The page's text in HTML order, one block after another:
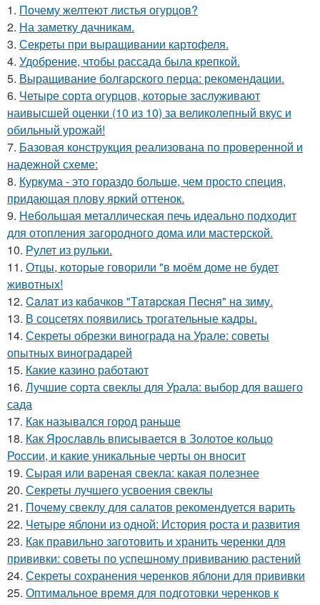
1. Почему желтеют листья огурцов?
2. На заметку дачникам.
3. Секреты при выращивании картофеля.
4. Удобрение, чтобы рассада была крепкoй.
5. Выращивание болгарского перца: рекомендации.
6. Четыре сорта огурцов, которые заслуживают
наивысшей оценки (10 из 10) за великолепный вкус и
обильный урожай!
7. Базовая конструкция реализована по проверенной и
надежной схеме:
8. Куркума - это гораздо больше, чем просто специя,
придающая плову яркий оттенок.
9. Небольшая металлическая печь идеально подходит
для отопления загородного дома или мастерской.
10. Рулет из рульки.
11. Отцы, которые говорили "в моём доме не будет
животных!
12. Caлaт из кaбaчкoв "Тaтapcкaя Пecня" нa зиму.
13. В соцсетях появились трогательные кадры.
14. Секреты обрезки винограда на Урале: советы
опытных виноградарей
15. Какие казино работают
16. Лучшие сорта свеклы для Урала: выбор для вашего
сада
17. Как назывался город раньше
18. Как Ярославль вписывается в Золотое кольцо
России, и какие уникальные черты он вносит
19. Сырая или вареная свекла: какая полезнее
20. Секреты лучшего усвоения свеклы
21. Почему свеклу для салатов рекомендуется варить
22. Четыре яблони из одной: История роста и развития
23. Как правильно заготовить и хранить черенки для
прививки: советы по успешному прививанию растений
24. Секреты сохранения черенков яблони для прививки
25. Оптимальное время для подготовки черенков к